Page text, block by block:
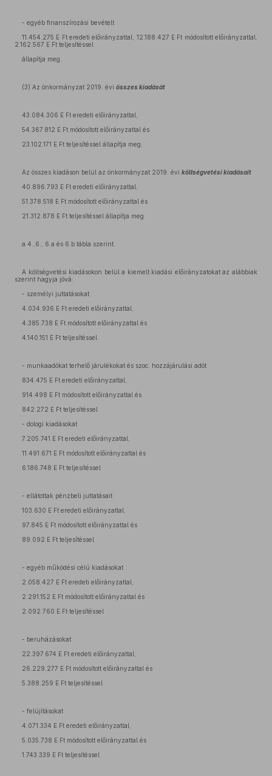
- egyéb finanszírozási bevételt
11.454.275 E Ft eredeti előirányzattal, 12.188.427 E Ft módosított előirányzattal,
2.162.567 E Ft teljesítéssel
állapítja meg.
(3) Az önkormányzat 2019. évi összes kiadását
43.084.306 E Ft eredeti előirányzattal,
54.367.812 E Ft módosított előirányzattal és
23.102.171 E Ft teljesítéssel állapítja meg.
Az összes kiadáson belül az önkormányzat 2019. évi költségvetési kiadásait
40.896.793 E Ft eredeti előirányzattal,
51.378.518 E Ft módosított előirányzattal és
21.312.878 E Ft teljesítéssel állapítja meg
a 4.,6., 6.a és 6.b tábla szerint.
A költségvetési kiadásokon belül a kiemelt kiadási előirányzatokat az alábbiak
szerint hagyja jóvá:
- személyi juttatásokat
4.034.936 E Ft eredeti előirányzattal,
4.385.738 E Ft módosított előirányzattal és
4.140.151 E Ft teljesítéssel
- munkaadókat terhelő járulékokat és szoc. hozzájárulási adót
834.475 E Ft eredeti előirányzattal,
914.498 E Ft módosított előirányzattal és
842.272 E Ft teljesítéssel
- dologi kiadásokat
7.205.741 E Ft eredeti előirányzattal,
11.491.671 E Ft módosított előirányzattal és
6.186.748 E Ft teljesítéssel
- ellátottak pénzbeli juttatásait
103.630 E Ft eredeti előirányzattal,
97.845 E Ft módosított előirányzattal és
89.092 E Ft teljesítéssel
- egyéb működési célú kiadásokat
2.058.427 E Ft eredeti előirányzattal,
2.291.152 E Ft módosított előirányzattal és
2.092.760 E Ft teljesítéssel
- beruházásokat
22.397.674 E Ft eredeti előirányzattal,
26.229.277 E Ft módosított előirányzattal és
5.388.259 E Ft teljesítéssel
- felújításokat
4.071.334 E Ft eredeti előirányzattal,
5.035.738 E Ft módosított előirányzattal és
1.743.339 E Ft teljesítéssel